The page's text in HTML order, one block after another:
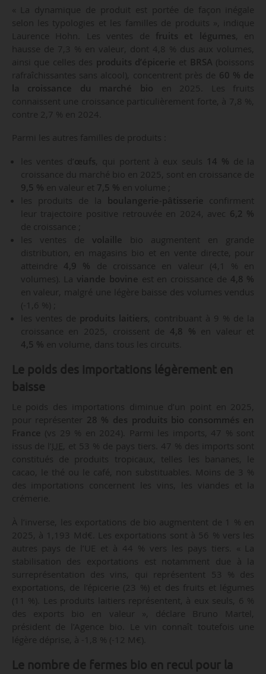
« La dynamique de produit est portée de façon inégale
selon les typologies et les familles de produits », indique
Laurence Hohn. Les ventes de
fruits et légumes , en
hausse de 7,3 % en valeur, dont 4,8 % dus aux volumes,
ainsi que celles des
produits d’épicerie et BRSA (boissons
rafraîchissantes sans alcool), concentrent près de 60 % de
la croissance du marché bio en 2025. Les fruits
connaissent une croissance particulièrement forte, à 7,8 %,
contre 2,7 % en 2024.
Parmi les autres familles de produits :
les ventes d’œufs , qui portent à eux seuls 14 % de la
croissance du marché bio en 2025, sont en croissance de
9,5 % en valeur et 7,5 % en volume ;
les produits de la
boulangerie-pâtisserie confirment
leur trajectoire positive retrouvée en 2024, avec 6,2 %
de croissance ;
les ventes de volaille
bio augmentent en grande
distribution, en magasins bio et en vente directe, pour
atteindre 4,9 % de croissance en valeur (4,1 % en
volumes). La viande bovine est en croissance de
4,8 %
en valeur, malgré une légère baisse des volumes vendus
(-1,6 %) ;
les ventes de produits laitiers , contribuant à 9 % de la
croissance en 2025, croissent de 4,8 % en valeur et
4,5 % en volume, dans tous les circuits.
Le poids des importations légèrement en
baisse
Le poids des importations diminue d’un point en 2025,
pour représenter 28 % des produits bio consommés en
France (vs 29 % en 2024). Parmi les imports, 47 % sont
issus de l’ UE , et 53 % de pays tiers. 47 % des imports sont
constitués de produits tropicaux, telles les bananes, le
cacao, le thé ou le café, non substituables. Moins de 3 %
des importations concernent les vins, les viandes et la
crémerie.
À l’inverse, les exportations de bio augmentent de 1 % en
2025, à 1,193 Md€. Les exportations sont à 56 % vers les
autres pays de l’UE et à 44 % vers les pays tiers. « La
stabilisation des exportations est notamment due à la
surreprésentation des vins, qui représentent 53 % des
exportations, de l’épicerie (23 %) et des fruits et légumes
(11 %). Les produits laitiers représentent, à eux seuls, 6 %
des exports bio en valeur », déclare Bruno Martel,
président de l’Agence bio. Le vin connaît toutefois une
légère déprise, à -1,8 % (-12 M€).
Le nombre de fermes bio en recul pour la